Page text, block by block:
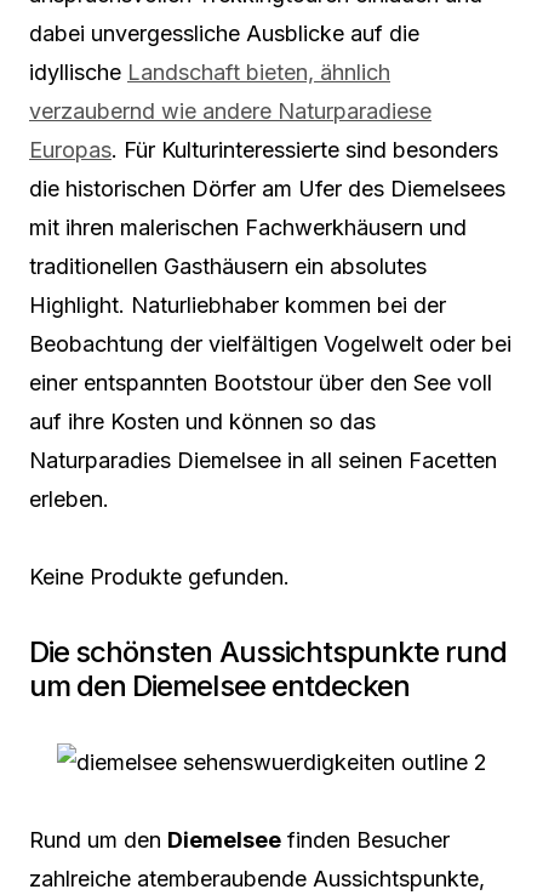
dabei unvergessliche Ausblicke auf die
idyllische Landschaft bieten, ähnlich
verzaubernd wie andere Naturparadiese
Europas. Für Kulturinteressierte sind besonders
die historischen Dörfer am Ufer des Diemelsees
mit ihren malerischen Fachwerkhäusern und
traditionellen Gasthäusern ein absolutes
Highlight. Naturliebhaber kommen bei der
Beobachtung der vielfältigen Vogelwelt oder bei
einer entspannten Bootstour über den See voll
auf ihre Kosten und können so das
Naturparadies Diemelsee in all seinen Facetten
erleben.
Keine Produkte gefunden.
Die schönsten Aussichtspunkte rund
um den Diemelsee entdecken
Rund um den Diemelsee finden Besucher
zahlreiche atemberaubende Aussichtspunkte,